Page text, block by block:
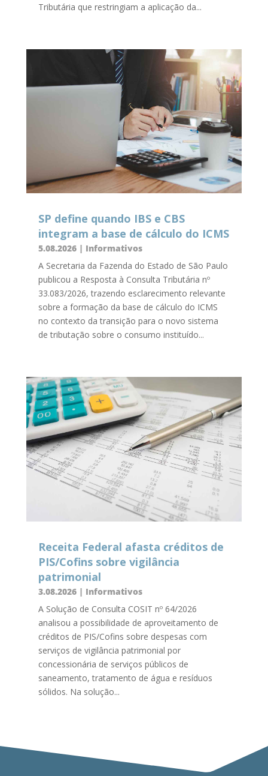
Tributária que restringiam a aplicação da...
SP define quando IBS e CBS
integram a base de cálculo do ICMS
5.08.2026| Informativos
A Secretaria da Fazenda do Estado de São Paulo
publicou a Resposta à Consulta Tributária nº
33.083/2026, trazendo esclarecimento relevante
sobre a formação da base de cálculo do ICMS
no contexto da transição para o novo sistema
de tributação sobre o consumo instituído...
Receita Federal afasta créditos de
PIS/Cofins sobre vigilância
patrimonial
3.08.2026| Informativos
A Solução de Consulta COSIT nº 64/2026
analisou a possibilidade de aproveitamento de
créditos de PIS/Cofins sobre despesas com
serviços de vigilância patrimonial por
concessionária de serviços públicos de
saneamento, tratamento de água e resíduos
sólidos. Na solução...